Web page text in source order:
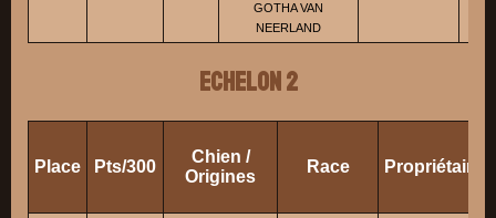
GOTHA VAN
NEERLAND
ECHELON 2
Place Pts/300
Chien /
Origines
Race Propriétaire/